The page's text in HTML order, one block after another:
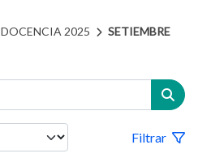
DOCENCIA 2025
SETIEMBRE
Filtrar